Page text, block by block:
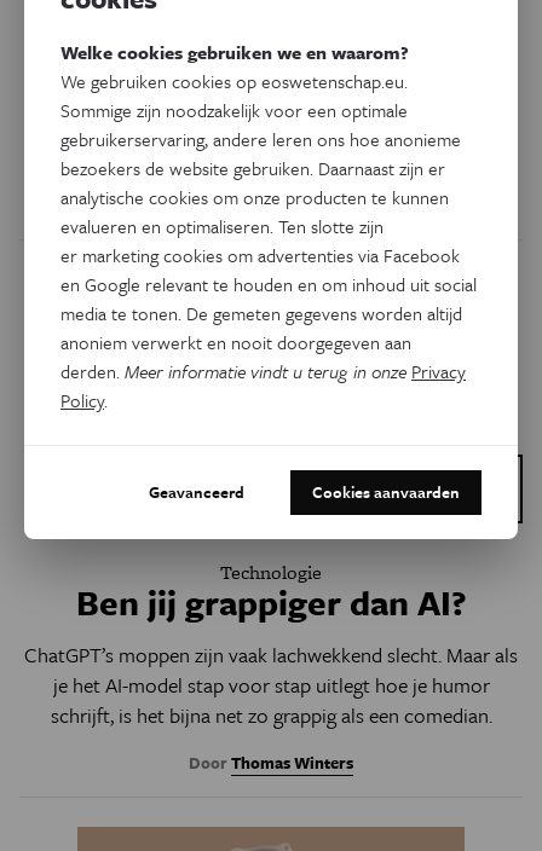
Spreken als een mens,
redeneren als een papegaai
Taalmodellen hebben het moeilijk met raadsels.
Wiskundige Ann Dooms legt uit waarom.
DoorAnn Dooms
Dit is een artikel van:
Vlaamse PhD Cup
Technologie
Ben jij grappiger dan AI?
ChatGPT’s moppen zijn vaak lachwekkend slecht. Maar als
je het AI-model stap voor stap uitlegt hoe je humor
schrijft, is het bijna net zo grappig als een comedian.
DoorThomas Winters
Welke cookies gebruiken we en waarom?
We gebruiken cookies op eoswetenschap.eu.
Sommige zijn noodzakelijk voor een optimale
gebruikerservaring, andere leren ons hoe anonieme
bezoekers de website gebruiken. Daarnaast zijn er
analytische cookies om onze producten te kunnen
evalueren en optimaliseren. Ten slotte zijn
er marketing cookies om advertenties via Facebook
en Google relevant te houden en om inhoud uit social
media te tonen. De gemeten gegevens worden altijd
anoniem verwerkt en nooit doorgegeven aan
derden.Meer informatie vindt u terug in onze Privacy
Policy.
Geavanceerd Cookies aanvaarden